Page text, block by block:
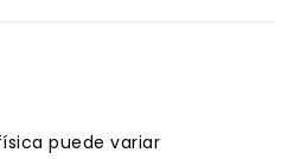
puede variar